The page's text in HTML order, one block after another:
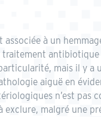
à un
traitement antibiotique
mais il y a
aiguë en
n’est pas
exclure, malgré une